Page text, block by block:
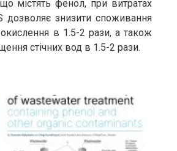
містять фенол, при витратах
дозволяє знизити споживання
окислення в 1.5-2 рази, а також
стічних вод в 1.5-2 рази.